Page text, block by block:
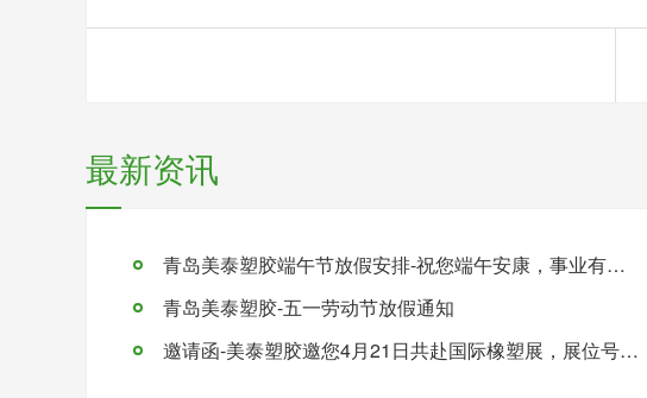
最新资讯
青岛美泰塑胶端午节放假安排-祝您端午安康，事业有成！
青岛美泰塑胶-五一劳动节放假通知
邀请函-美泰塑胶邀您4月21日共赴国际橡塑展，展位号4.2H12